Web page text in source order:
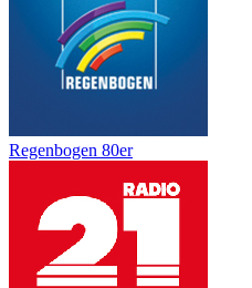
Regenbogen 80er